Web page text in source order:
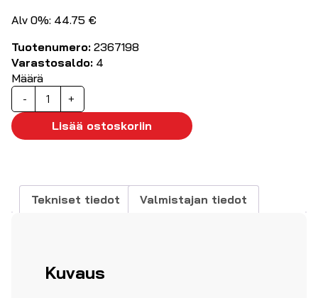
Alv 0%: 44.75 €
Tuotenumero: 2367198
Varastosaldo: 4
Määrä
-
Puhdistuskynä
kuituliittimille
LC/MU
määrä
+
Lisää ostoskoriin
Tekniset tiedot Valmistajan tiedot
Kuvaus